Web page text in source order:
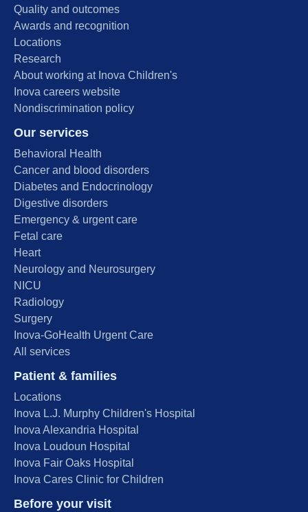
Quality and outcomes
Awards and recognition
Locations
Research
About working at Inova Children's
Inova careers website
Nondiscrimination policy
Our services
Behavioral Health
Cancer and blood disorders
Diabetes and Endocrinology
Digestive disorders
Emergency & urgent care
Fetal care
Heart
Neurology and Neurosurgery
NICU
Radiology
Surgery
Inova-GoHealth Urgent Care
All services
Patient & families
Locations
Inova L.J. Murphy Children's Hospital
Inova Alexandria Hospital
Inova Loudoun Hospital
Inova Fair Oaks Hospital
Inova Cares Clinic for Children
Before your visit